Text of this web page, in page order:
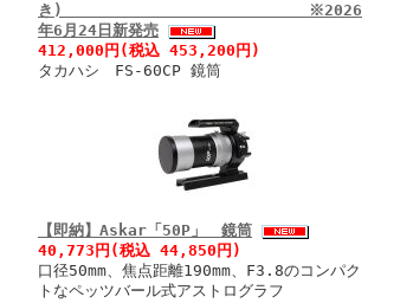
き) ※2026
年6月24日新発売
412,000円(税込 453,200円)
タカハシ FS-60CP 鏡筒
【即納】Askar「50P」 鏡筒
40,773円(税込 44,850円)
口径50mm、焦点距離190mm、F3.8のコンパク
トなペッツバール式アストログラフ